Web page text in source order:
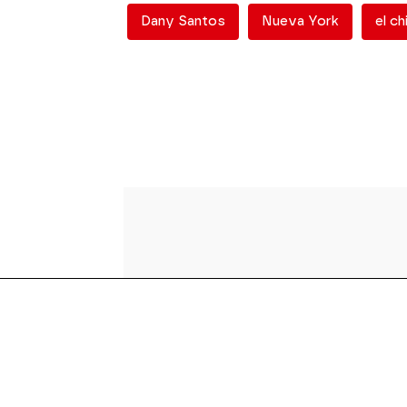
Dany Santos Nueva York el